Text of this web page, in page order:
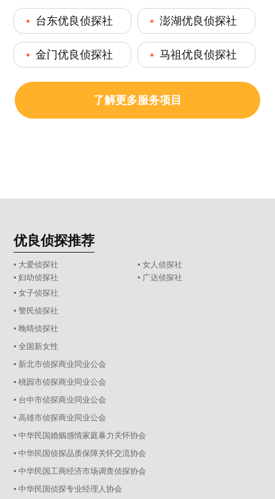
台东优良侦探社 澎湖优良侦探社
金门优良侦探社 马祖优良侦探社
了解更多服务项目
优良侦探推荐
▪ 大爱侦探社
▪ 女人侦探社
▪ 妇幼侦探社
▪ 广达侦探社
▪ 女子侦探社
▪ 警民侦探社
▪ 晚晴侦探社
▪ 全国新女性
▪ 新北市侦探商业同业公会
▪ 桃园市侦探商业同业公会
▪ 台中市侦探商业同业公会
▪ 高雄市侦探商业同业公会
▪ 中华民国婚姻感情家庭暴力关怀协会
▪ 中华民国侦探品质保障关怀交流协会
▪ 中华民国工商经济市场调查侦探协会
▪ 中华民国侦探专业经理人协会